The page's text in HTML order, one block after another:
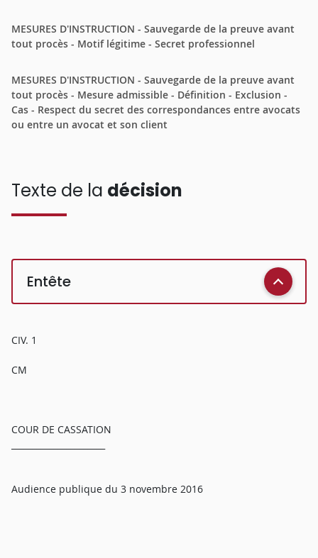
MESURES D'INSTRUCTION - Sauvegarde de la preuve avant
tout procès - Motif légitime - Secret professionnel
MESURES D'INSTRUCTION - Sauvegarde de la preuve avant
tout procès - Mesure admissible - Définition - Exclusion -
Cas - Respect du secret des correspondances entre avocats
ou entre un avocat et son client
Texte de la décision
Entête
CIV. 1
CM
COUR DE CASSATION
Audience publique du 3 novembre 2016